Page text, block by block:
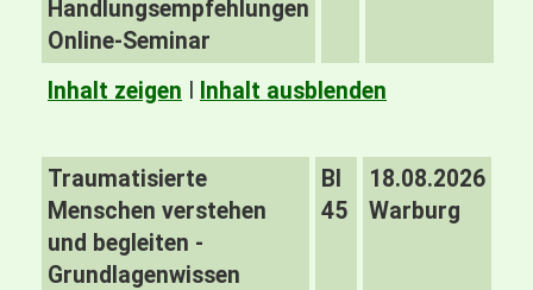
Handlungsempfehlungen
Online-Seminar
Inhalt zeigen Inhalt ausblenden
Traumatisierte
Menschen verstehen
und begleiten -
Grundlagenwissen
BI
45
18.08.2026
Warburg